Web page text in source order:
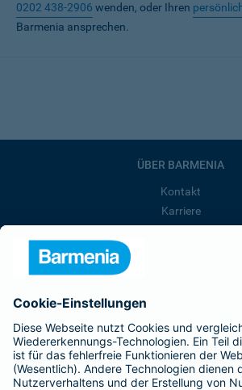
0202 438-2906 wenden, oder Ihren
Barmenia ansprechen.
ÜBER BARMENIA
Kontakt
Karriere
Barmenia ist Teil der
BELIEBTE SEITEN
Kranken-